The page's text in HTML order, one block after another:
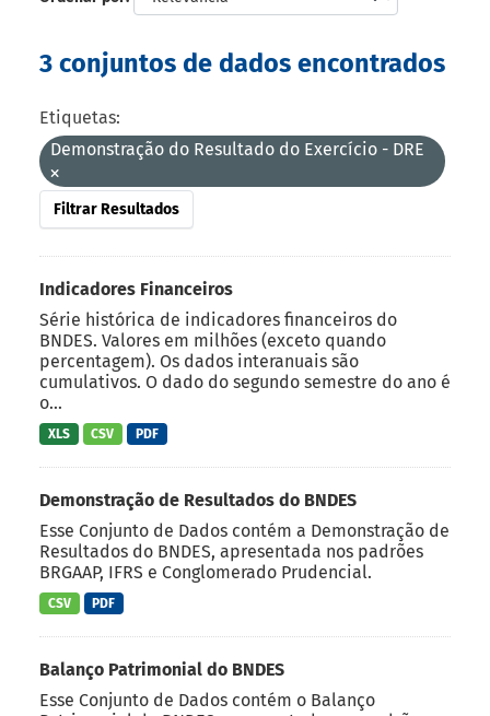
3 conjuntos de dados encontrados
Etiquetas:
Demonstração do Resultado do Exercício - DRE
Filtrar Resultados
Indicadores Financeiros
Série histórica de indicadores financeiros do
BNDES. Valores em milhões (exceto quando
percentagem). Os dados interanuais são
cumulativos. O dado do segundo semestre do ano é
o...
XLS CSV PDF
Demonstração de Resultados do BNDES
Esse Conjunto de Dados contém a Demonstração de
Resultados do BNDES, apresentada nos padrões
BRGAAP, IFRS e Conglomerado Prudencial.
CSV PDF
Balanço Patrimonial do BNDES
Esse Conjunto de Dados contém o Balanço